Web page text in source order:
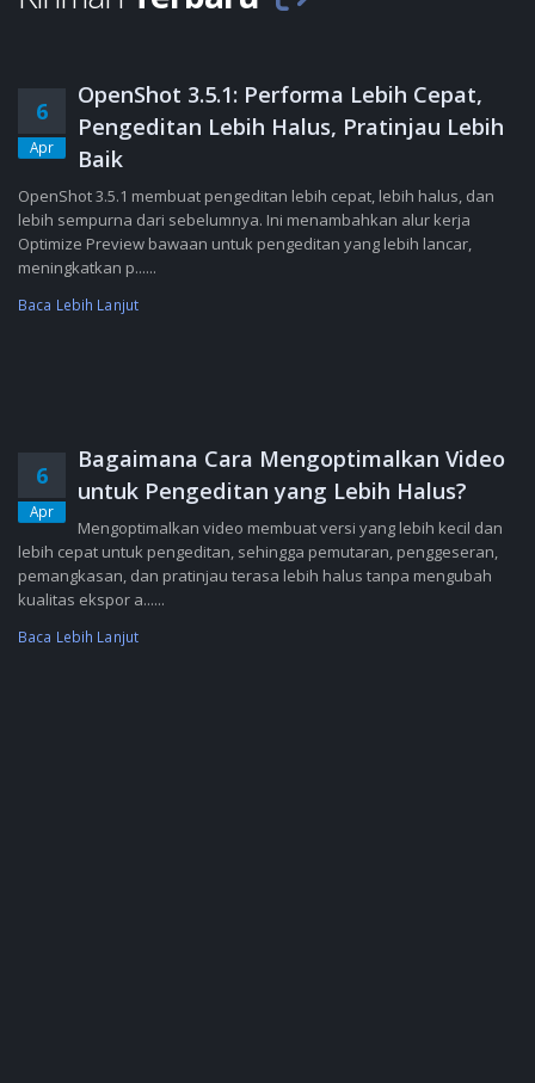
6
Apr
OpenShot 3.5.1: Performa Lebih Cepat,
Pengeditan Lebih Halus, Pratinjau Lebih
Baik
OpenShot 3.5.1 membuat pengeditan lebih cepat, lebih halus, dan
lebih sempurna dari sebelumnya. Ini menambahkan alur kerja
Optimize Preview bawaan untuk pengeditan yang lebih lancar,
meningkatkan p......
Baca Lebih Lanjut
6
Apr
Bagaimana Cara Mengoptimalkan Video
untuk Pengeditan yang Lebih Halus?
Mengoptimalkan video membuat versi yang lebih kecil dan
lebih cepat untuk pengeditan, sehingga pemutaran, penggeseran,
pemangkasan, dan pratinjau terasa lebih halus tanpa mengubah
kualitas ekspor a......
Baca Lebih Lanjut